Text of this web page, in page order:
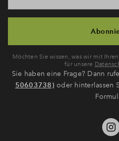
Möchten Sie wissen, was wir mit
für unsere
Sie haben eine Frage? Dann
50603738) oder hinterlassen